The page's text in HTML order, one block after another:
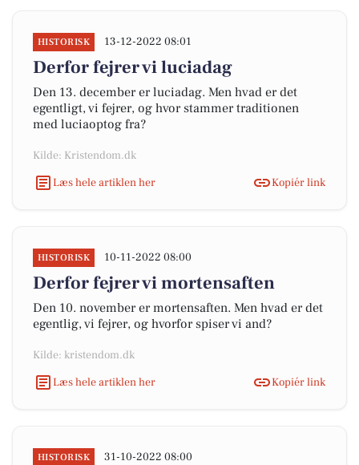
HISTORISK 13-12-2022 08:01
Derfor fejrer vi luciadag
Den 13. december er luciadag. Men hvad er det
egentligt, vi fejrer, og hvor stammer traditionen
med luciaoptog fra?
Kilde: Kristendom.dk
Læs hele artiklen her
Kopiér link
HISTORISK 10-11-2022 08:00
Derfor fejrer vi mortensaften
Den 10. november er mortensaften. Men hvad er det
egentlig, vi fejrer, og hvorfor spiser vi and?
Kilde: kristendom.dk
Læs hele artiklen her
Kopiér link
HISTORISK 31-10-2022 08:00